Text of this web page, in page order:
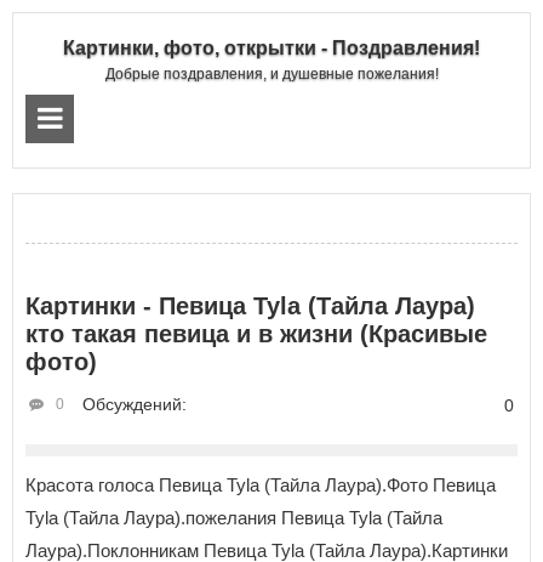
Картинки, фото, открытки - Поздравления!
Добрые поздравления, и душевные пожелания!
Картинки - Певица Tyla (Тайла Лаура)
кто такая певица и в жизни (Красивые
фото)
Обсуждений:
0 0
Красота голоса Певица Tyla (Тайла Лаура).Фото Певица
Tyla (Тайла Лаура).пожелания Певица Tyla (Тайла
Лаура).Поклонникам Певица Tyla (Тайла Лаура).Картинки